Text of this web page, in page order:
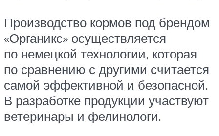
Производство кормов под брендом
«Органикс» осуществляется
по немецкой технологии, которая
по сравнению с другими считается
самой эффективной и безопасной.
В разработке продукции участвуют
ветеринары и фелинологи.